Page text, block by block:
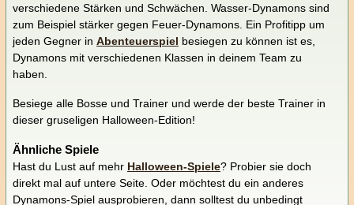
verschiedene Stärken und Schwächen. Wasser-Dynamons sind
zum Beispiel stärker gegen Feuer-Dynamons. Ein Profitipp um
jeden Gegner in Abenteuerspiel besiegen zu können ist es,
Dynamons mit verschiedenen Klassen in deinem Team zu
haben.
Besiege alle Bosse und Trainer und werde der beste Trainer in
dieser gruseligen Halloween-Edition!
Ähnliche Spiele
Hast du Lust auf mehr Halloween-Spiele? Probier sie doch
direkt mal auf untere Seite. Oder möchtest du ein anderes
Dynamons-Spiel ausprobieren, dann solltest du unbedingt